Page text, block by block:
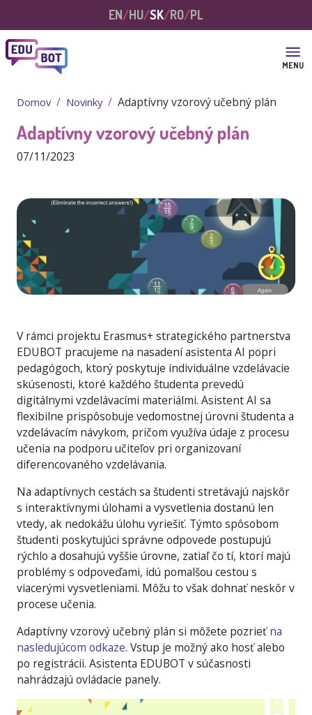
Skočiť na hlavný obsah
MENU
EN HU SK RO PL
Domov Novinky Adaptívny vzorový učebný plán
Adaptívny vzorový učebný plán
07/11/2023
V rámci projektu Erasmus+ strategického partnerstva
EDUBOT pracujeme na nasadení asistenta AI popri
pedagógoch, ktorý poskytuje individuálne vzdelávacie
skúsenosti, ktoré každého študenta prevedú
digitálnymi vzdelávacími materiálmi. Asistent AI sa
flexibilne prispôsobuje vedomostnej úrovni študenta a
vzdelávacím návykom, pričom využíva údaje z procesu
učenia na podporu učiteľov pri organizovaní
diferencovaného vzdelávania.
Na adaptívnych cestách sa študenti stretávajú najskôr
s interaktívnymi úlohami a vysvetlenia dostanú len
vtedy, ak nedokážu úlohu vyriešiť. Týmto spôsobom
študenti poskytujúci správne odpovede postupujú
rýchlo a dosahujú vyššie úrovne, zatiaľ čo tí, ktorí majú
problémy s odpoveďami, idú pomalšou cestou s
viacerými vysvetleniami. Môžu to však dohnať neskôr v
procese učenia.
Adaptívny vzorový učebný plán si môžete pozrieťna
nasledujúcom odkaze. Vstup je možný ako hosť alebo
po registrácii. Asistenta EDUBOT v súčasnosti
nahrádzajú ovládacie panely.